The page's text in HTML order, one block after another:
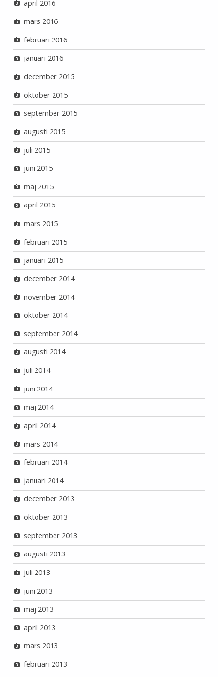
april 2016
mars 2016
februari 2016
januari 2016
december 2015
oktober 2015
september 2015
augusti 2015
juli 2015
juni 2015
maj 2015
april 2015
mars 2015
februari 2015
januari 2015
december 2014
november 2014
oktober 2014
september 2014
augusti 2014
juli 2014
juni 2014
maj 2014
april 2014
mars 2014
februari 2014
januari 2014
december 2013
oktober 2013
september 2013
augusti 2013
juli 2013
juni 2013
maj 2013
april 2013
mars 2013
februari 2013